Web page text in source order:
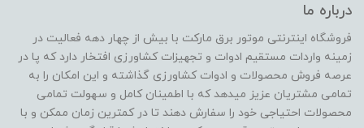
درباره ما
فروشگاه اینترنتی موتور برق مارکت با بیش از چهار دهه فعالیت در
زمینه واردات مستقیم ادوات و تجهیزات کشاورزی افتخار دارد که پا در
عرصه فروش محصولات و ادوات کشاورزی گذاشته و این امکان را به
تمامی مشتریان عزیز میدهد که با اطمینان کامل و سهولت تمامی
محصولات احتیاجی خود را سفارش دهند تا در کمترین زمان ممکن و با